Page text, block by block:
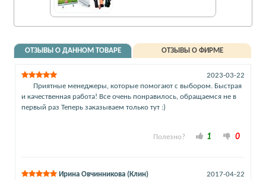
ОТЗЫВЫ О ДАННОМ ТОВАРЕ ОТЗЫВЫ О ФИРМЕ
2023-03-22
Приятные менеджеры, которые помогают с выбором. Быстрая
и качественная работа! Все очень понравилось, обращаемся не в
первый раз Теперь заказываем только тут :)
Полезно? 1 0
Ирина Овчинникова (Клин)
2017-04-22